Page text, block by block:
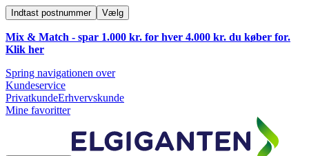
Indtast postnummer Vælg
Mix & Match - spar 1.000 kr. for hver 4.000 kr. du køber for.
Klik her
Spring navigationen over
Kundeservice
PrivatkundeErhvervskunde
Mine favoritter